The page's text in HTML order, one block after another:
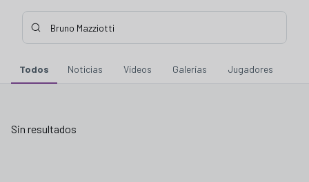
Introduce tu búsqueda, espera unos instantes y te
Todos Noticias Vídeos Galerías Jugadores
Sin resultados
Sin resultados